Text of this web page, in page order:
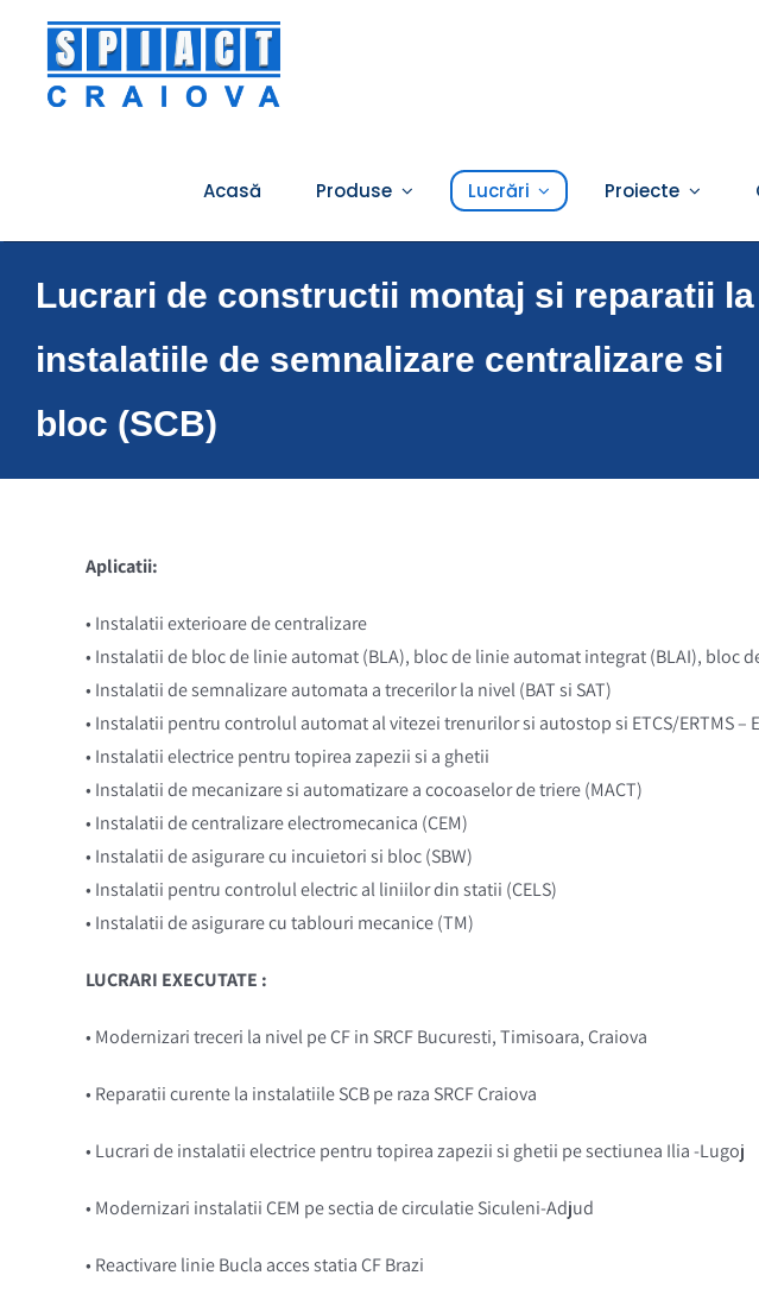
content
Acasă Produse Lucrări Proiecte
Lucrari de constructii montaj si reparatii la
instalatiile de semnalizare centralizare si
bloc (SCB)
Aplicatii:
• Instalatii exterioare de centralizare
• Instalatii de bloc de linie automat (BLA), bloc de linie automat integrat (BLAI), bloc
• Instalatii de semnalizare automata a trecerilor la nivel (BAT si SAT)
• Instalatii pentru controlul automat al vitezei trenurilor si autostop si ETCS/ERTMS –
• Instalatii electrice pentru topirea zapezii si a ghetii
• Instalatii de mecanizare si automatizare a cocoaselor de triere (MACT)
• Instalatii de centralizare electromecanica (CEM)
• Instalatii de asigurare cu incuietori si bloc (SBW)
• Instalatii pentru controlul electric al liniilor din statii (CELS)
• Instalatii de asigurare cu tablouri mecanice (TM)
LUCRARI EXECUTATE :
• Modernizari treceri la nivel pe CF in SRCF Bucuresti, Timisoara, Craiova
• Reparatii curente la instalatiile SCB pe raza SRCF Craiova
• Lucrari de instalatii electrice pentru topirea zapezii si ghetii pe sectiunea Ilia -Lugoj
• Modernizari instalatii CEM pe sectia de circulatie Siculeni-Adjud
• Reactivare linie Bucla acces statia CF Brazi